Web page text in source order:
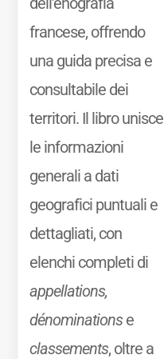
francese, offrendo
una guida precisa e
consultabile dei
territori. Il libro unisce
le informazioni
generali a dati
geografici puntuali e
dettagliati, con
elenchi completi di
appellations,
dénominationse
classements, oltre a